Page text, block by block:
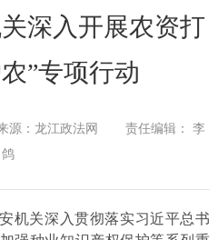
深入开展农资打
”专项行动
源：龙江政法网
责任编辑： 李
鸽
机关深入贯彻落实习近平总书